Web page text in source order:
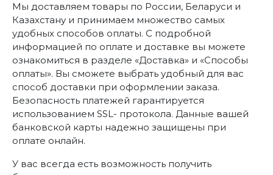
Мы доставляем товары по России, Беларуси и
Казахстану и принимаем множество самых
удобных способов оплаты. С подробной
информацией по оплате и доставке вы можете
ознакомиться в разделе «Доставка» и «Способы
оплаты». Вы сможете выбрать удобный для вас
способ доставки при оформлении заказа.
Безопасность платежей гарантируется
использованием SSL- протокола. Данные вашей
банковской карты надежно защищены при
оплате онлайн.
У вас всегда есть возможность получить